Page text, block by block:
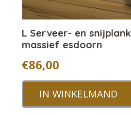
L Serveer- en snijplank
massief esdoorn
€86,00
IN WINKELMAND